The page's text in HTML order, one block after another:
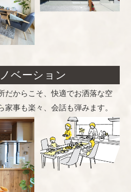
ベーション
だからこそ、快適でお洒落な空
家事も楽々、会話も弾みます。